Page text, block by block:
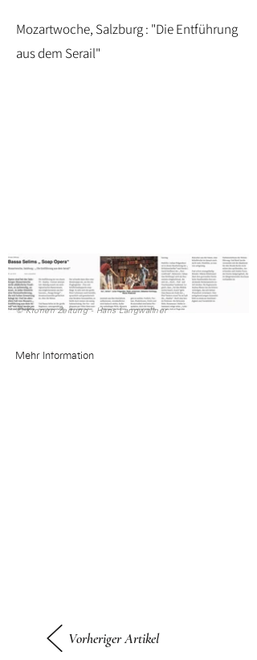
Mozartwoche, Salzburg : "Die Entführung
aus dem Serail"
© Kronen Zeitung - Hans Langwallner
Mehr Information
Vorheriger Artikel